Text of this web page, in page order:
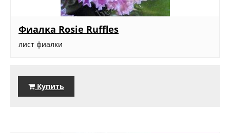
Фиалка Rosie Ruffles
лист фиалки
Купить